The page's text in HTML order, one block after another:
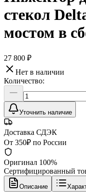
стекол
мостом в
27 800 ₽
Нет в наличии
Количество:
Уточнить наличие
Доставка СДЭК
От 350₽ по России
Оригинал 100%
Сертифицированный
Описание